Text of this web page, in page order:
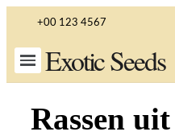
+00 123 4567
Exotic Seeds
Rassen